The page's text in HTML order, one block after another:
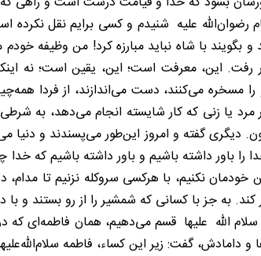
علیه شنیدم و کسی برایم نقل نکرده
و بگویند با شاه نباید مبارزه کرد! من وظیفه
رفت. این، معرفت است؛ این، یقین است؛ نه
مسخره می‌کنند، دست می‌اندازند، از فردا
یا زنی که کار شایسته انجام می‌دهد، به
گفته و امروز این‌طور می‌پسندند و دنیا
را باور داشته باشیم و باور داشته باشیم که
خودمان نکنیم، با هرکسی سروکله نزنیم تا
کند. به جز با کسانی که شمشیر را از رو بستند
سلام الله علیها قسم می‌دهیم، همان فاطمه‌ای
گفت: زیر این کساء، فاطمه